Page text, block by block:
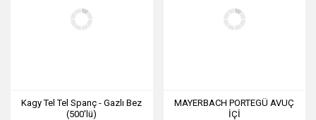
Kagy Tel Tel Spanç - Gazlı Bez
(500'lü)
MAYERBACH PORTEGÜ AVUÇ
İÇİ